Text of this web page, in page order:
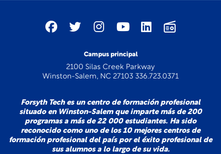
Campus principal
2100 Silas Creek Parkway
Winston-Salem, NC 27103 336.723.0371
Forsyth Tech es un centro de formación profesional
situado en Winston-Salem que imparte más de 200
programas a más de 22 000 estudiantes. Ha sido
reconocido como uno de los 10 mejores centros de
formación profesional del país por el éxito profesional de
sus alumnos a lo largo de su vida.